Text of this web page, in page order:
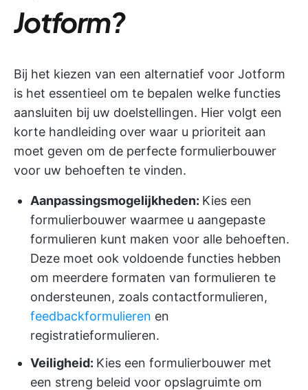
Jotform?
Bij het kiezen van een alternatief voor Jotform
is het essentieel om te bepalen welke functies
aansluiten bij uw doelstellingen. Hier volgt een
korte handleiding over waar u prioriteit aan
moet geven om de perfecte formulierbouwer
voor uw behoeften te vinden.
Aanpassingsmogelijkheden: Kies een
formulierbouwer waarmee u aangepaste
formulieren kunt maken voor alle behoeften.
Deze moet ook voldoende functies hebben
om meerdere formaten van formulieren te
ondersteunen, zoals contactformulieren,
feedbackformulieren en
registratieformulieren.
Veiligheid: Kies een formulierbouwer met
een streng beleid voor opslagruimte om